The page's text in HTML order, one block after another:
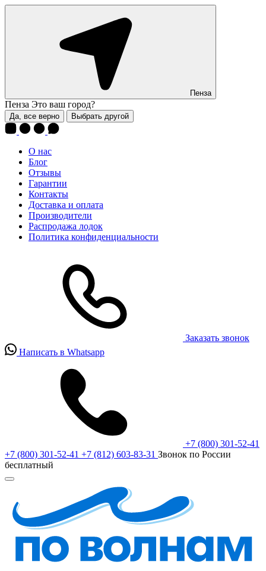
Пенза
Пенза Это ваш город?
Да, все верно Выбрать другой
О нас
Блог
Отзывы
Гарантии
Контакты
Доставка и оплата
Производители
Распродажа лодок
Политика конфиденциальности
Заказать звонок
Написать в Whatsapp
+7 (800) 301-52-41
+7 (800) 301-52-41 +7 (812) 603-83-31 Звонок по России
бесплатный